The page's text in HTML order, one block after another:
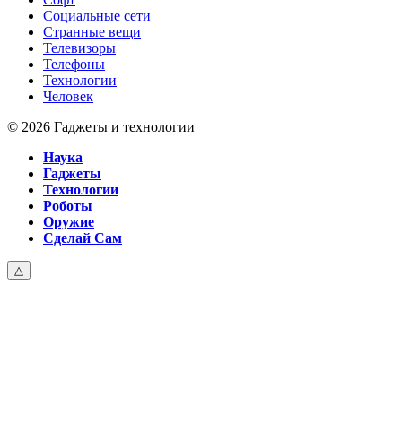
Социальные сети
Странные вещи
Телевизоры
Телефоны
Технологии
Человек
© 2026 Гаджеты и технологии
Наука
Гаджеты
Технологии
Роботы
Оружие
Сделай Сам